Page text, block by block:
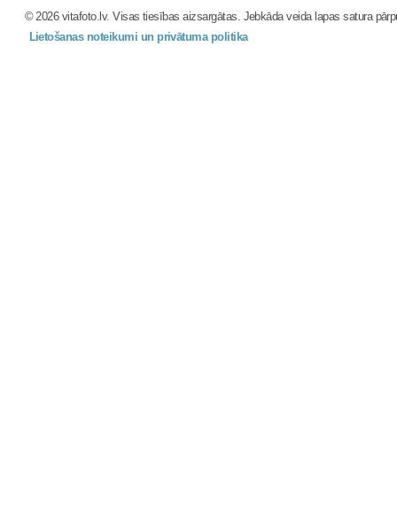
© 2026 vitafoto.lv. Visas tiesības aizsargātas. Jebkāda veida lapas satura
Lietošanas noteikumi un privātuma politika